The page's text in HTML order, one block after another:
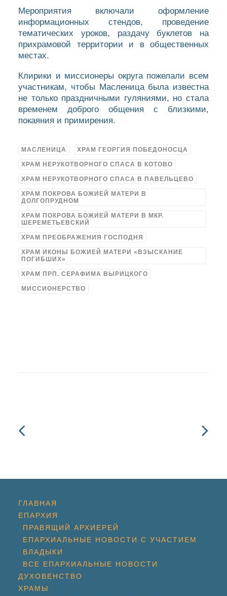
Мероприятия включали оформление
информационных стендов, проведение
тематических уроков, раздачу буклетов на
прихрамовой территории и в общественных
местах.
Клирики и миссионеры округа пожелали всем
участникам, чтобы Масленица была известна
не только праздничными гуляниями, но стала
временем доброго общения с близкими,
покаяния и примирения.
МАСЛЕНИЦА ХРАМ ГЕОРГИЯ ПОБЕДОНОСЦА
ХРАМ НЕРУКОТВОРНОГО СПАСА В КОТОВО
ХРАМ НЕРУКОТВОРНОГО СПАСА В ПАВЕЛЬЦЕВО
ХРАМ ПОКРОВА БОЖИЕЙ МАТЕРИ В
ДОЛГОПРУДНОМ
ХРАМ ПОКРОВА БОЖИЕЙ МАТЕРИ В МКР.
ШЕРЕМЕТЬЕВСКИЙ
ХРАМ ПРЕОБРАЖЕНИЯ ГОСПОДНЯ
ХРАМ ИКОНЫ БОЖИЕЙ МАТЕРИ «ВЗЫСКАНИЕ
ПОГИБШИХ»
ХРАМ ПРП. СЕРАФИМА ВЫРИЦКОГО
МИССИОНЕРСТВО
ГЛАВНАЯ
ЕПАРХИЯ
ПРАВЯЩИЙ АРХИЕРЕЙ
ЕПАРХИАЛЬНЫЕ НОВОСТИ С УЧАСТИЕМ
ВЛАДЫКИ
ВСЕ ЕПАРХИАЛЬНЫЕ НОВОСТИ
ДУХОВЕНСТВО
ХРАМЫ